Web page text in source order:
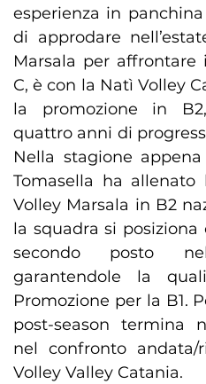
esperienza in
di approdare
Marsala per
C, è con la Natì Volley
la promozione in
quattro anni di
Nella stagione appena
Tomasella ha allenato
Volley Marsala in B2
la squadra si
secondo posto
garantendole la
Promozione per la B1.
post-season termina
nel confronto andata/
Volley Valley Catania.